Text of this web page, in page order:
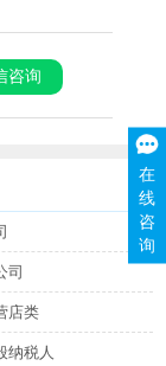
咨询
司
店类
纳税人
在
线
咨
询